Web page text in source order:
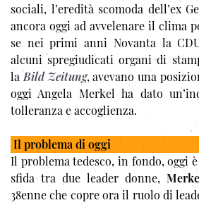
sociali, l’eredità scomoda dell’ex
ancora oggi ad avvelenare il clima
se nei primi anni Novanta la
alcuni spregiudicati organi di
la Bild Zeitung, avevano una
oggi Angela Merkel ha dato
tolleranza e accoglienza.
Il problema di oggi
Il problema tedesco, in fondo, oggi
sfida tra due leader donne,
38enne che copre ora il ruolo di